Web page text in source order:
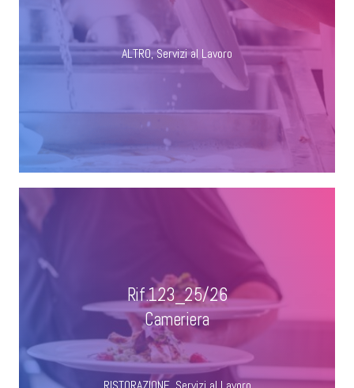
ALTRO,Servizi al Lavoro
Rif.123_25/26
Cameriera